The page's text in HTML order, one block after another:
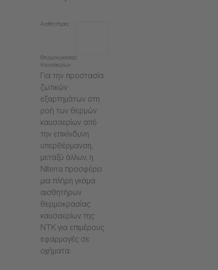
Αισθητήρες
Θερμοκρασίας
Καυσαερίων
Για την προστασία
ζωτικών
εξαρτημάτων στη
ροή των θερμών
καυσαερίων από
την επικίνδυνη
υπερθέρμανση,
μεταξύ άλλων, η
Niterra προσφέρει
μια πλήρη γκάμα
αισθητήρων
θερμοκρασίας
καυσαερίων της
NTK για επιμέρους
εφαρμογές σε
οχήματα.